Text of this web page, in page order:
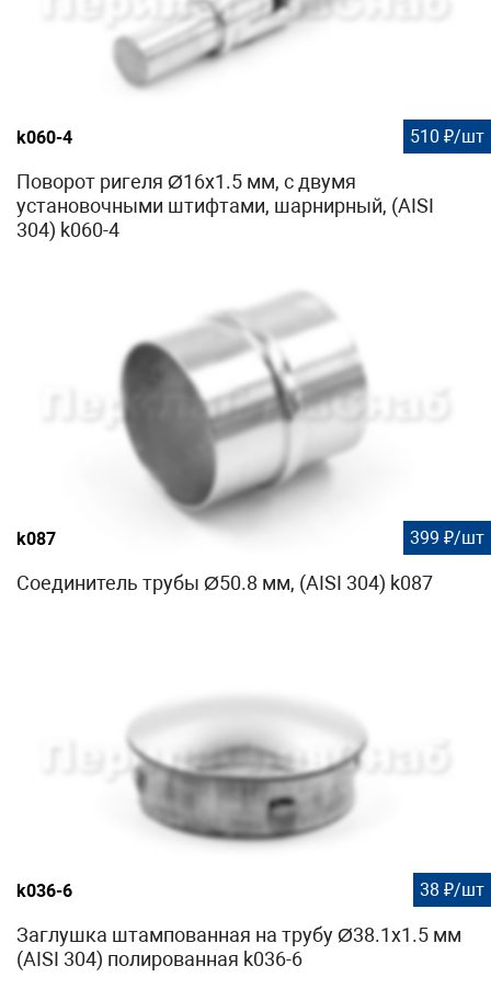
k060-4 510 ₽/шт
Поворот ригеля Ø16х1.5 мм, с двумя
установочными штифтами, шарнирный, (AISI
304) k060-4
k087 399 ₽/шт
Соединитель трубы Ø50.8 мм, (AISI 304) k087
k036-6 38 ₽/шт
Заглушка штампованная на трубу Ø38.1х1.5 мм
(AISI 304) полированная k036-6